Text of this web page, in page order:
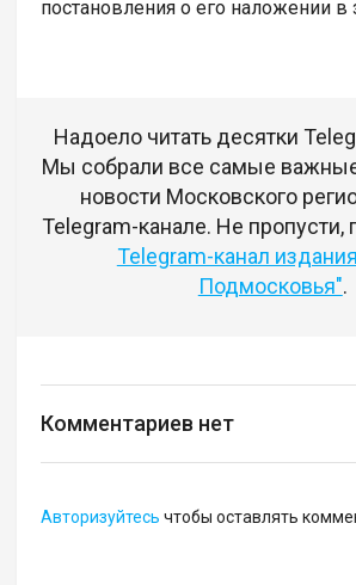
постановления о его наложении в
Надоело читать десятки
Мы собрали все самые
новости Московского
Telegram-канале. Не
Telegram-канал
Подмосковья".
Комментариев нет
Авторизуйтесь чтобы оставлять